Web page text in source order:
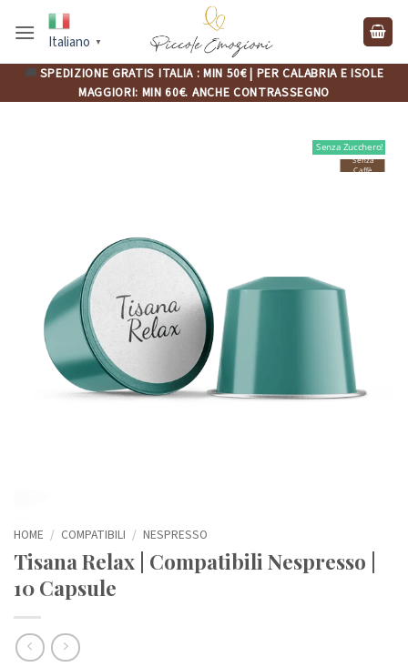
Italiano ▼
🚚 SPEDIZIONE GRATIS ITALIA : MIN 50€ | PER CALABRIA E ISOLE
MAGGIORI: MIN 60€. ANCHE CONTRASSEGNO
Senza Zucchero!
Senza
Caffè
HOME / COMPATIBILI / NESPRESSO
Tisana Relax | Compatibili Nespresso |
10 Capsule